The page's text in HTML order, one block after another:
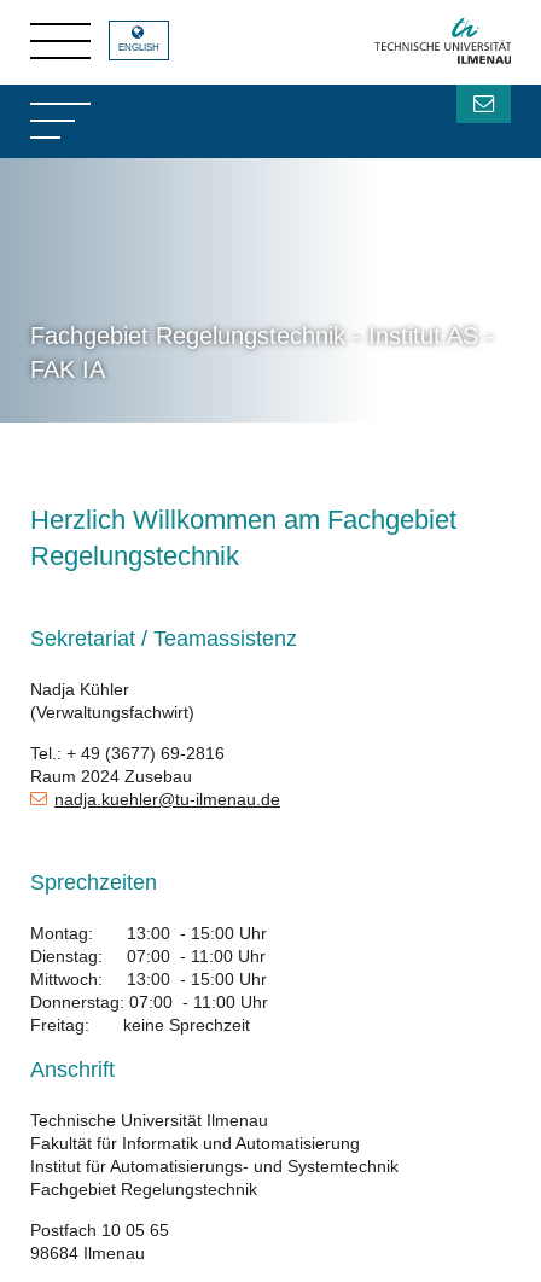
Fachgebiet Regelungstechnik - Institut AS -
FAK IA
ENGLISH
Herzlich Willkommen am Fachgebiet
Regelungstechnik
Sekretariat / Teamassistenz
Nadja Kühler
(Verwaltungsfachwirt)
Tel.: + 49 (3677) 69-2816
Raum 2024 Zusebau
nadja.kuehler@tu-ilmenau.de
Sprechzeiten
Montag: 13:00 - 15:00 Uhr
Dienstag: 07:00 - 11:00 Uhr
Mittwoch: 13:00 - 15:00 Uhr
Donnerstag: 07:00 - 11:00 Uhr
Freitag: keine Sprechzeit
Anschrift
Technische Universität Ilmenau
Fakultät für Informatik und Automatisierung
Institut für Automatisierungs- und Systemtechnik
Fachgebiet Regelungstechnik
Postfach 10 05 65
98684 Ilmenau